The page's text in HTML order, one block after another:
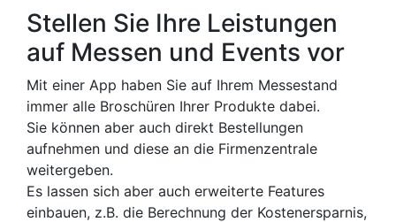
Stellen Sie Ihre Leistungen
auf Messen und Events vor
Mit einer App haben Sie auf Ihrem Messestand
immer alle Broschüren Ihrer Produkte dabei.
Sie können aber auch direkt Bestellungen
aufnehmen und diese an die Firmenzentrale
weitergeben.
Es lassen sich aber auch erweiterte Features
einbauen, z.B. die Berechnung der Kostenersparnis,